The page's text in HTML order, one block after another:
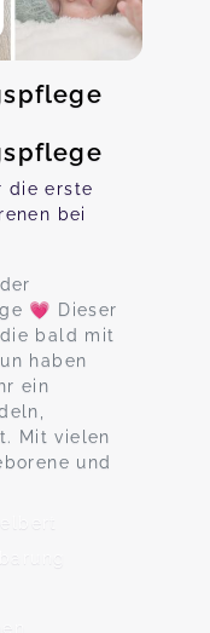
die erste
bei
💗 Dieser
bald mit
haben
ein
Mit vielen
und